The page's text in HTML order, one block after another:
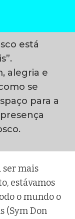
está
alegria e
se
para a
ser mais
estávamos
o mundo o
(Sym Don